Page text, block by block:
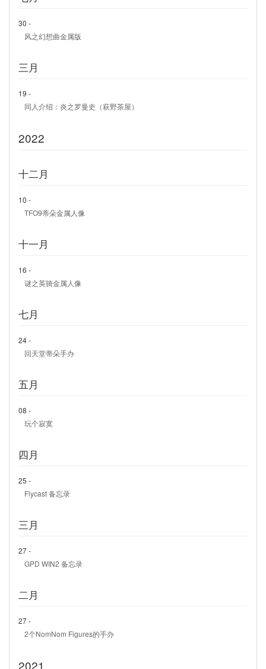
30 -
风之幻想曲金属版
三月
19 -
同人介绍：炎之罗曼史（萩野茶屋）
2022
十二月
10 -
TFO9蒂朵金属人像
十一月
16 -
谜之英骑金属人像
七月
24 -
回天堂蒂朵手办
五月
08 -
玩个寂寞
四月
25 -
Flycast 备忘录
三月
27 -
GPD WIN2 备忘录
二月
27 -
2个NomNom Figures的手办
2021